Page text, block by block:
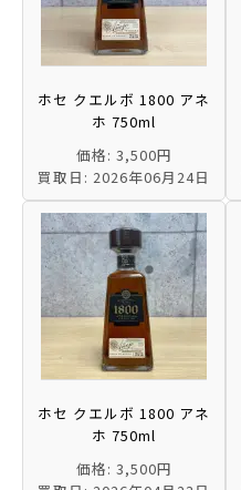
ホセ クエルボ 1800 アネ
ホ 750ml
価格: 3,500円
買取日: 2026年06月24日
ホセ クエルボ 1800 アネ
ホ 750ml
価格: 3,500円